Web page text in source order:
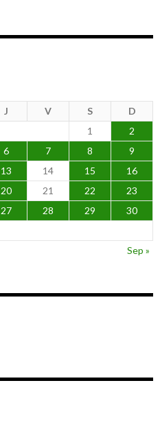
J V S
D
1
2
6 7 8
9
13 14 15
16
20 21 22
23
27 28 29
30
Sep »